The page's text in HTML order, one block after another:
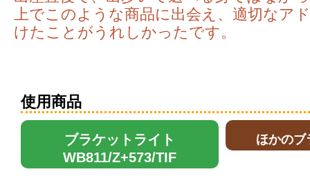
上でこのような商品に出会え、適切なア
けたことがうれしかったです。
使用商品
ブラケットライト
WB811/Z+573/TIF
ほかのブ